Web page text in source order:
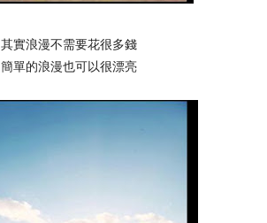
其實浪漫不需要花很多錢
簡單的浪漫也可以很漂亮